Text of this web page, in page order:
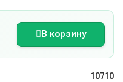
В корзину
10710